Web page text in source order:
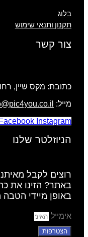
בלוג
תקנון ותנאי שימוש
צור קשר
כתובת: מקס שיין,
מייל:
Facebook Instagram
הניוזלטר שלנו
רוצים לקבל
באתר? הזינו את
באופן מיידי הטבה
אימייל
הצטרפות